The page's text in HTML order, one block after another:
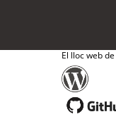
El lloc web